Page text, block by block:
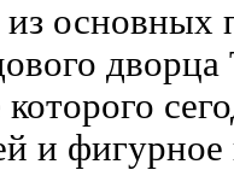
основных
дворца
и фигурное